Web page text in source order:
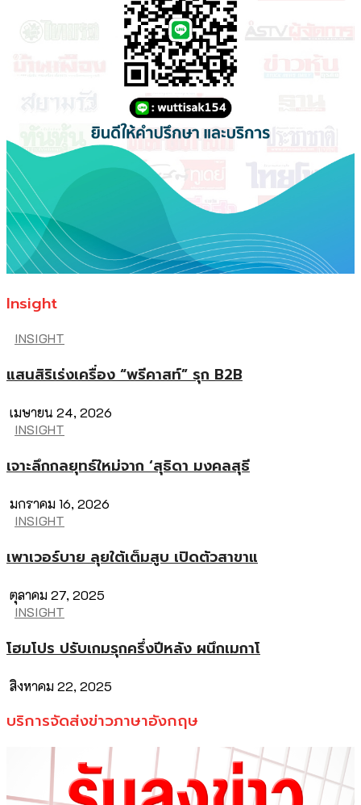
Insight
INSIGHT
แสนสิริเร่งเครื่อง “พรีคาสท์” รุก B2B
เมษายน 24, 2026
INSIGHT
เจาะลึกกลยุทธ์ใหม่จาก ‘สุธิดา มงคลสุธี
มกราคม 16, 2026
INSIGHT
เพาเวอร์บาย ลุยใต้เต็มสูบ เปิดตัวสาขาแ
ตุลาคม 27, 2025
INSIGHT
โฮมโปร ปรับเกมรุกครึ่งปีหลัง ผนึกเมกาโ
สิงหาคม 22, 2025
บริการจัดส่งข่าวภาษาอังกฤษ